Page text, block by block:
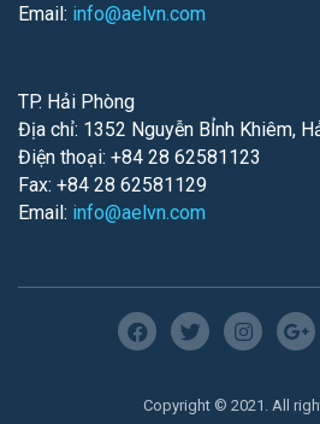
Email: info@aelvn.com
TP. Hải Phòng
Địa chỉ: 1352 Nguyễn BỈnh Khiêm,
Điện thoại: +84 28 62581123
Fax: +84 28 62581129
Email: info@aelvn.com
Copyright © 2021. All